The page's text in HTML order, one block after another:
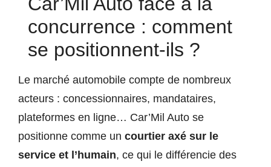
concurrence : comment
se positionnent-ils ?
Le marché automobile compte de nombreux
acteurs : concessionnaires, mandataires,
plateformes en ligne… Car’Mil Auto se
positionne comme un courtier axé sur le
service et l’humain, ce qui le différencie des